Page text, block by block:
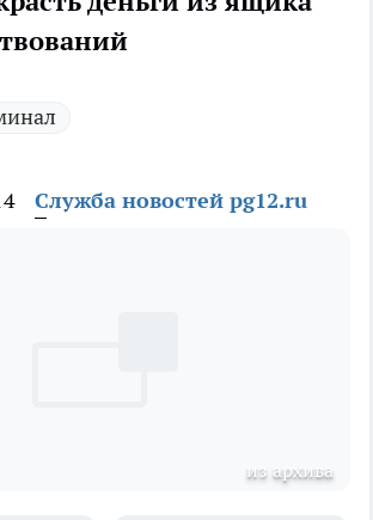
Служба новостей pg12.ru
из архива